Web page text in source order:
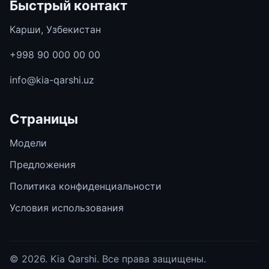
Быстрый контакт
Карши, Узбекистан
+998 90 000 00 00
info@kia-qarshi.uz
Страницы
Модели
Предложения
Политика конфиденциальности
Условия использования
© 2026. Kia Qarshi. Все права защищены.